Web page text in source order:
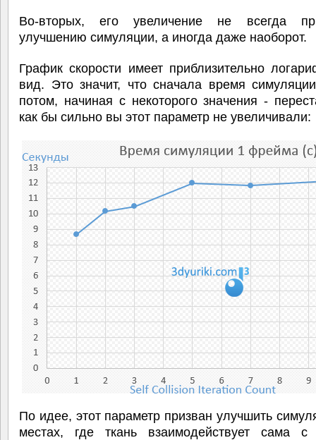
Во-вторых, его увеличение не всегда
улучшению симуляции, а иногда даже наоборот.
График скорости имеет приблизительно
вид. Это значит, что сначала время
потом, начиная с некоторого значения -
как бы сильно вы этот параметр не увеличивали:
По идее, этот параметр призван улучшить
местах, где ткань взаимодействует сама